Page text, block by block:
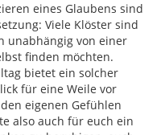
eines Glaubens sind
Viele Klöster sind
unabhängig von einer
finden möchten.
bietet ein solcher
für eine Weile vor
eigenen Gefühlen
also auch für euch ein